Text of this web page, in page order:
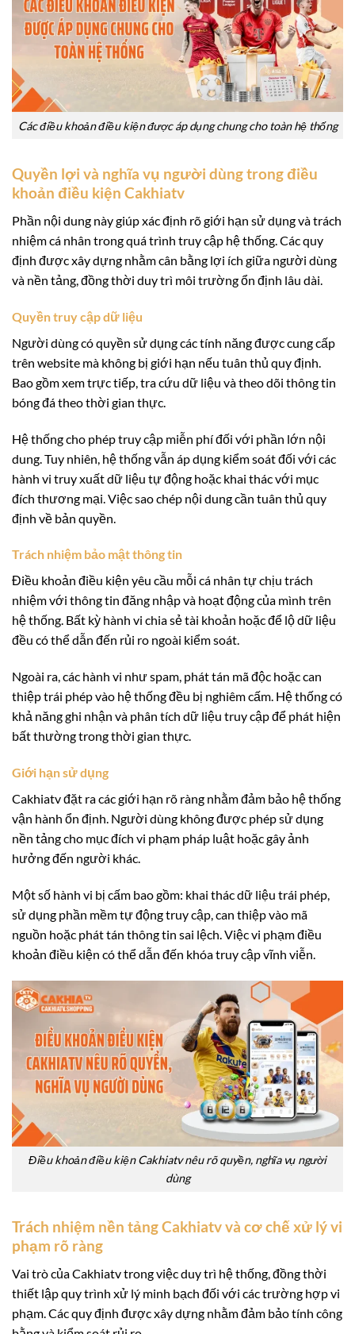
Các điều khoản điều kiện được áp dụng chung cho toàn hệ thống
Quyền lợi và nghĩa vụ người dùng trong điều
khoản điều kiện Cakhiatv
Phần nội dung này giúp xác định rõ giới hạn sử dụng và trách
nhiệm cá nhân trong quá trình truy cập hệ thống. Các quy
định được xây dựng nhằm cân bằng lợi ích giữa người dùng
và nền tảng, đồng thời duy trì môi trường ổn định lâu dài.
Quyền truy cập dữ liệu
Người dùng có quyền sử dụng các tính năng được cung cấp
trên website mà không bị giới hạn nếu tuân thủ quy định.
Bao gồm xem trực tiếp, tra cứu dữ liệu và theo dõi thông tin
bóng đá theo thời gian thực.
Hệ thống cho phép truy cập miễn phí đối với phần lớn nội
dung. Tuy nhiên, hệ thống vẫn áp dụng kiểm soát đối với các
hành vi truy xuất dữ liệu tự động hoặc khai thác với mục
đích thương mại. Việc sao chép nội dung cần tuân thủ quy
định về bản quyền.
Trách nhiệm bảo mật thông tin
Điều khoản điều kiện yêu cầu mỗi cá nhân tự chịu trách
nhiệm với thông tin đăng nhập và hoạt động của mình trên
hệ thống. Bất kỳ hành vi chia sẻ tài khoản hoặc để lộ dữ liệu
đều có thể dẫn đến rủi ro ngoài kiểm soát.
Ngoài ra, các hành vi như spam, phát tán mã độc hoặc can
thiệp trái phép vào hệ thống đều bị nghiêm cấm. Hệ thống có
khả năng ghi nhận và phân tích dữ liệu truy cập để phát hiện
bất thường trong thời gian thực.
Giới hạn sử dụng
Cakhiatv đặt ra các giới hạn rõ ràng nhằm đảm bảo hệ thống
vận hành ổn định. Người dùng không được phép sử dụng
nền tảng cho mục đích vi phạm pháp luật hoặc gây ảnh
hưởng đến người khác.
Một số hành vi bị cấm bao gồm: khai thác dữ liệu trái phép,
sử dụng phần mềm tự động truy cập, can thiệp vào mã
nguồn hoặc phát tán thông tin sai lệch. Việc vi phạm điều
khoản điều kiện có thể dẫn đến khóa truy cập vĩnh viễn.
Điều khoản điều kiện Cakhiatv nêu rõ quyền, nghĩa vụ người
dùng
Trách nhiệm nền tảng Cakhiatv và cơ chế xử lý vi
phạm rõ ràng
Vai trò của Cakhiatv trong việc duy trì hệ thống, đồng thời
thiết lập quy trình xử lý minh bạch đối với các trường hợp vi
phạm. Các quy định được xây dựng nhằm đảm bảo tính công